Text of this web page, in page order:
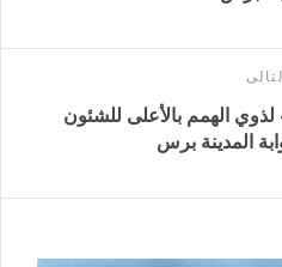
التالى
الهمم بالأعلى للشئون
المدينة برس